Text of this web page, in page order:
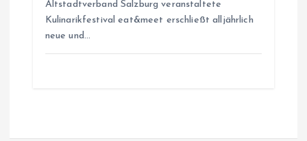
Altstadtverband Salzburg veranstaltete
Kulinarikfestival eat&meet erschließt alljährlich
neue und…